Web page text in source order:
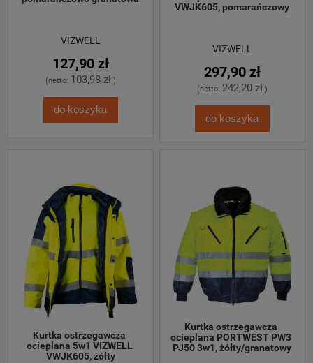
VIZWELL
127,90 zł
(netto: 103,98 zł)
do koszyka
VWJK605, pomarańczowy
VIZWELL
297,90 zł
(netto: 242,20 zł)
do koszyka
Kurtka ostrzegawcza
ocieplana 5w1 VIZWELL
VWJK605, żółty
Kurtka ostrzegawcza
ocieplana PORTWEST PW3
PJ50 3w1, żółty/granatowy